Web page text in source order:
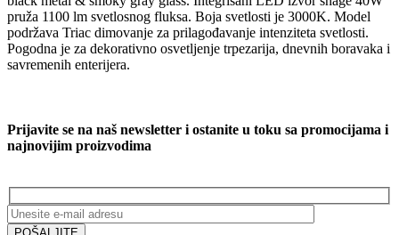
pruža 1100 lm svetlosnog fluksa. Boja svetlosti je 3000K. Model
podržava Triac dimovanje za prilagođavanje intenziteta svetlosti.
Pogodna je za dekorativno osvetljenje trpezarija, dnevnih boravaka i
savremenih enterijera.
Prijavite se na naš newsletter i ostanite u toku sa promocijama i
najnovijim proizvodima